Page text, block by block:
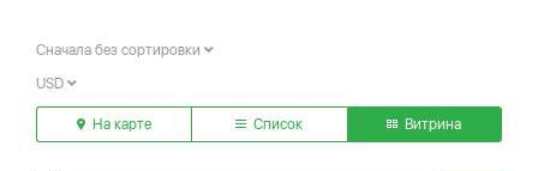
Сначала без сортировки
USD
На карте Список Витрина